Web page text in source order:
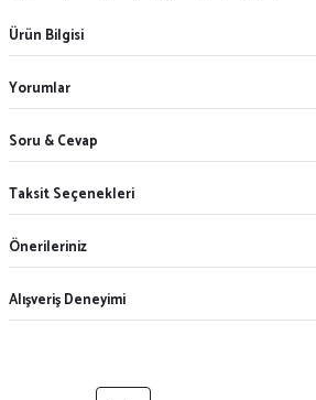
Ürün Bilgisi
Yorumlar
Soru & Cevap
Taksit Seçenekleri
Önerileriniz
Alışveriş Deneyimi